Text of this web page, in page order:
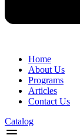
Home
About Us
Programs
Articles
Contact Us
Catalog
Flyout